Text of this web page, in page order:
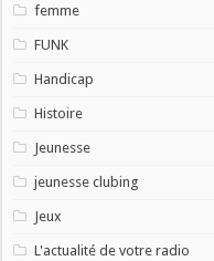
femme
FUNK
Handicap
Histoire
Jeunesse
jeunesse clubing
Jeux
L'actualité de votre radio